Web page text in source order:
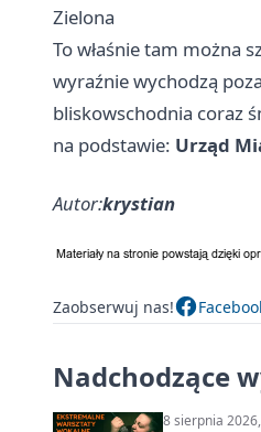
Zielona
To właśnie tam można
wyraźnie wychodzą
bliskowschodnia coraz
na podstawie: Urząd
Autor:krystian
Zaobserwuj nas!
Nadchodzące
8 sierpnia